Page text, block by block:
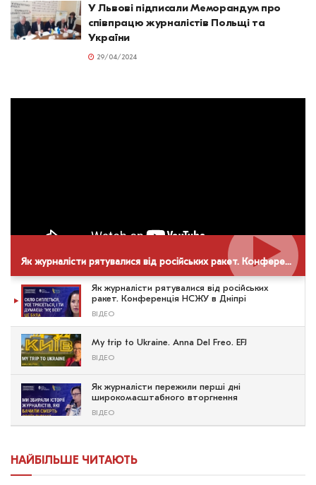
У Львові підписали Меморандум про
співпрацю журналістів Польщі та
України
29/04/2024
Як журналісти рятувалися від російських ракет. Конференція НСЖУ в Дніпрі
Як журналісти рятувалися від російських
ракет. Конференція НСЖУ в Дніпрі
ВІДЕО
My trip to Ukraine. Anna Del Freo. EFJ
ВІДЕО
Як журналісти пережили перші дні
широкомасштабного вторгнення
ВІДЕО
НАЙБІЛЬШЕ ЧИТАЮТЬ